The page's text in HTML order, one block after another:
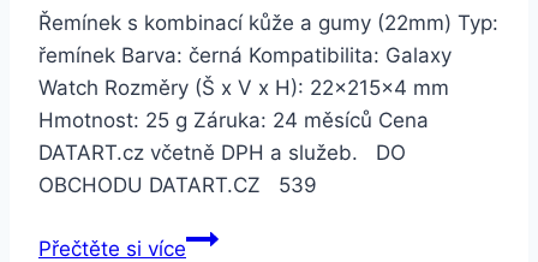
řemínek
(MTF22CN/A)
Řemínek s kombinací kůže a gumy (22mm) Typ:
řemínek Barva: černá Kompatibilita: Galaxy
Watch Rozměry (Š x V x H): 22x215x4 mm
Hmotnost: 25 g Záruka: 24 měsíců Cena
DATART.cz včetně DPH a služeb. DO
OBCHODU DATART.CZ 539
Přečtěte si víceSamsung